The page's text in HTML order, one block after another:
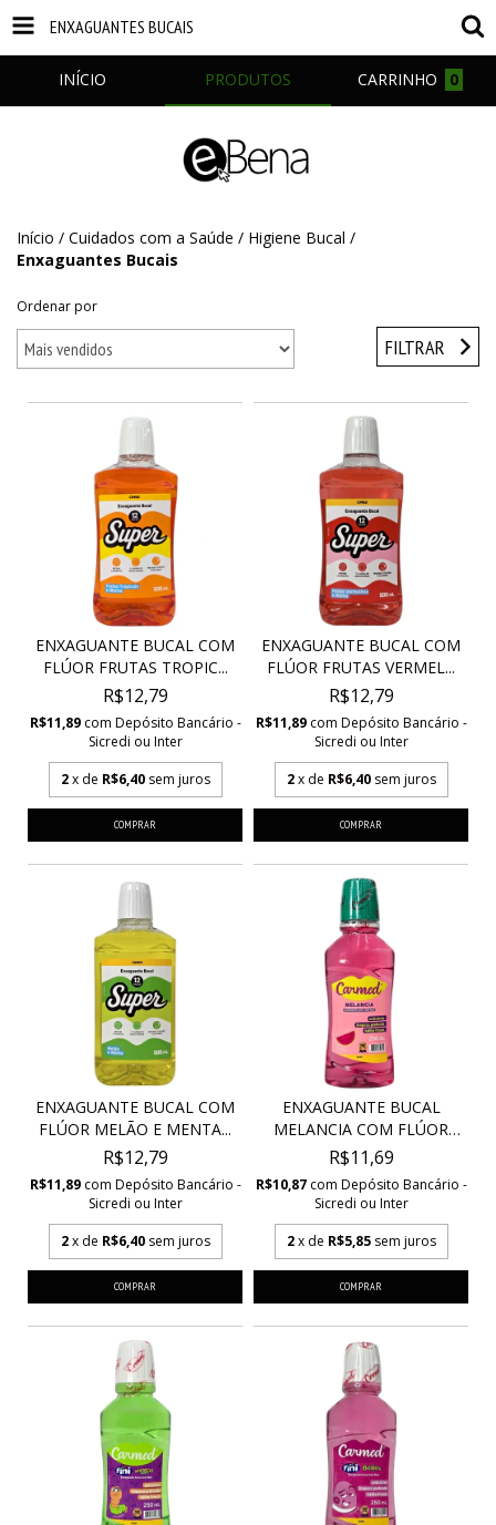
ENXAGUANTES BUCAIS
INÍCIO PRODUTOS CARRINHO 0
Início / Cuidados com a Saúde / Higiene Bucal /
Enxaguantes Bucais
Ordenar por
FILTRAR
ENXAGUANTE BUCAL COM
FLÚOR FRUTAS TROPIC...
R$12,79
R$11,89 com Depósito Bancário -
Sicredi ou Inter
2 x de R$6,40 sem juros
ENXAGUANTE BUCAL COM
FLÚOR FRUTAS VERMEL...
R$12,79
R$11,89 com Depósito Bancário -
Sicredi ou Inter
2 x de R$6,40 sem juros
ENXAGUANTE BUCAL COM
FLÚOR MELÃO E MENTA...
R$12,79
R$11,89 com Depósito Bancário -
Sicredi ou Inter
2 x de R$6,40 sem juros
ENXAGUANTE BUCAL
MELANCIA COM FLÚOR
ZERO...
R$11,69
R$10,87 com Depósito Bancário -
Sicredi ou Inter
2 x de R$5,85 sem juros